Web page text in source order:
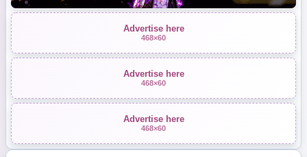
Advertise here
468×60
Advertise here
468×60
Advertise here
468×60